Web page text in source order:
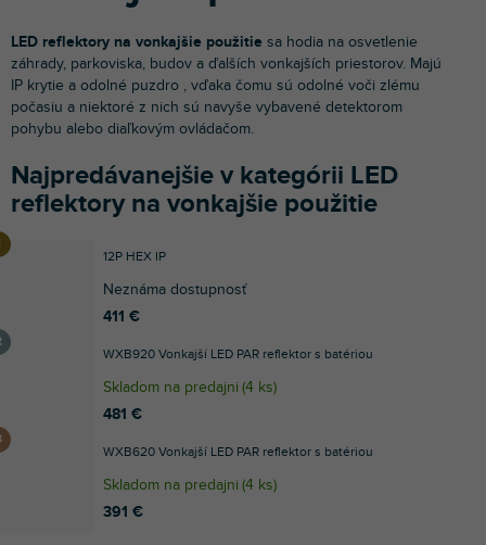
LED reflektory na vonkajšie použitie sa hodia na osvetlenie
záhrady, parkoviska, budov a ďalších vonkajších priestorov. Majú
IP krytie a odolné puzdro , vďaka čomu sú odolné voči zlému
počasiu a niektoré z nich sú navyše vybavené detektorom
pohybu alebo diaľkovým ovládačom.
Najpredávanejšie v kategórii LED
reflektory na vonkajšie použitie
12P HEX IP
Neznáma dostupnosť
411 €
WXB920 Vonkajší LED PAR reflektor s batériou
Skladom na predajni (4 ks)
481 €
WXB620 Vonkajší LED PAR reflektor s batériou
Skladom na predajni (4 ks)
391 €